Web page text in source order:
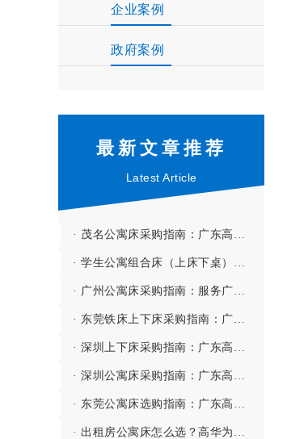
企业案例
政府案例
最新文章推荐
Latest Article
· 茂名公寓床采购指南：广东高华家具有限公司——深茂联动、高效服务粤西市场的公寓床源头厂家
· 学生公寓组合床（上床下桌）都有哪些配置？
· 广州公寓床采购指南：服务广州市北培高级中学等全寄宿制学校的公寓床源头厂家
· 东莞铁床上下床采购指南：广东高华家具有限公司——立足家具之都、专注高性价比的上下铁床源头厂家
· 深圳上下床采购指南：广东高华家具有限公司——深莞同城、专注垂直空间利用的宿舍上下床源头厂家
· 深圳公寓床采购指南：广东高华家具有限公司——深莞同城、服务鹏城的公寓床源头厂家
· 东莞公寓床选购指南：广东高华家具有限公司——深耕东莞、服务全国的公寓床源头厂家
· 出租房公寓床怎么选？高华为您打造舒适生活体验！